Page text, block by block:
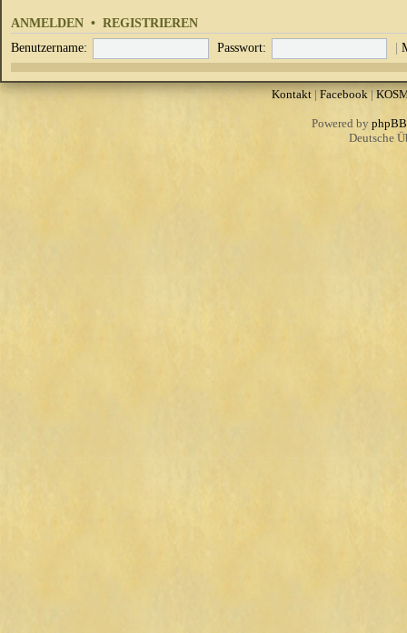
ANMELDEN • REGISTRIEREN
Benutzername: Passwort: |
Kontakt| Facebook|
Powered by phpBB
Deutsche